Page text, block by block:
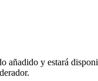
añadido y estará